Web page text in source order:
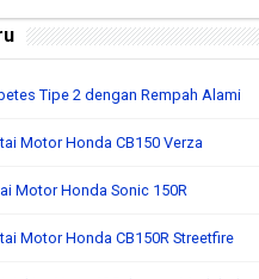
Tipe 2 dengan Rempah Alami
Motor Honda CB150 Verza
Motor Honda Sonic 150R
Motor Honda CB150R Streetfire